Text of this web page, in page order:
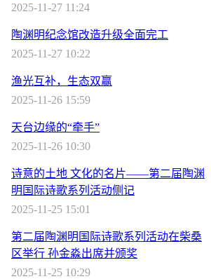
2025-11-27 11:24
陶渊明纪念馆改造升级全面完工
2025-11-27 10:22
渔光互补，生态双赢
2025-11-26 15:59
天台边缘的“牵手”
2025-11-26 10:30
诗意的土地 文化的名片——第二届陶渊
明国际诗歌系列活动侧记
2025-11-25 15:01
第二届陶渊明国际诗歌系列活动在柴桑
区举行 孙金淼出席并颁奖
2025-11-25 10:29